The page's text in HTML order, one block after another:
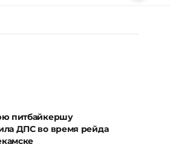
питбайкершу
ДПС во время рейда